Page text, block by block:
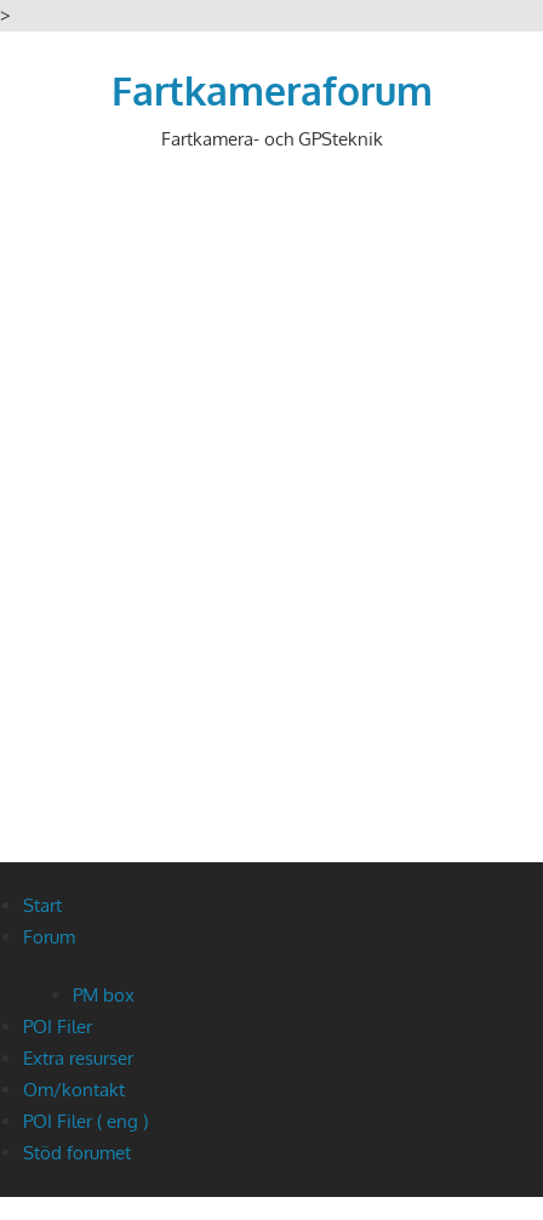
>
Fartkameraforum
Fartkamera- och GPSteknik
Start
Forum
PM box
POI Filer
Extra resurser
Om/kontakt
POI Filer ( eng )
Stöd forumet